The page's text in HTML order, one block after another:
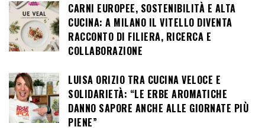
CARNI EUROPEE, SOSTENIBILITÀ E ALTA
CUCINA: A MILANO IL VITELLO DIVENTA
RACCONTO DI FILIERA, RICERCA E
COLLABORAZIONE
LUISA ORIZIO TRA CUCINA VELOCE E
SOLIDARIETÀ: “LE ERBE AROMATICHE
DANNO SAPORE ANCHE ALLE GIORNATE PIÙ
PIENE”